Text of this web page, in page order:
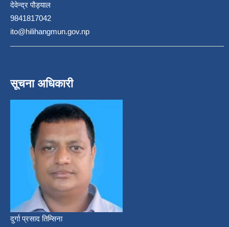
देवेन्द्र पौड्याल
9841817042
ito@hilihangmun.gov.np
सूचना अधिकारी
दुर्गा प्रसाद तिम्सिना